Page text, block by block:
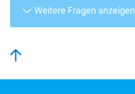
Weitere Fragen anzeigen